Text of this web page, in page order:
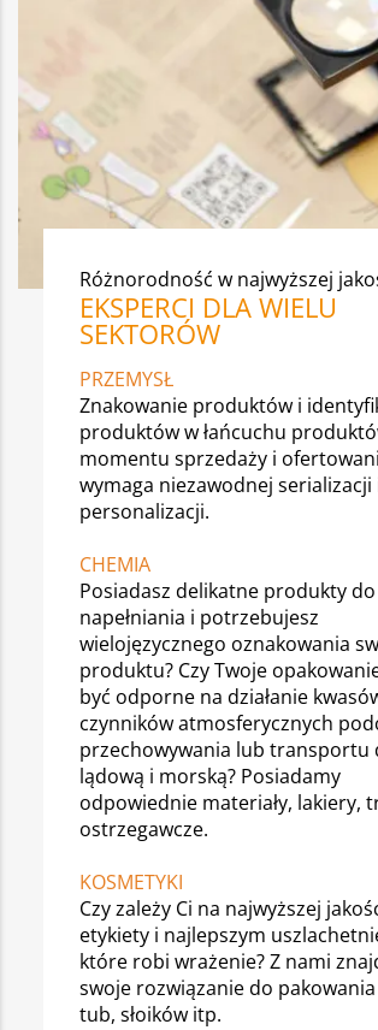
Różnorodność w najwyższej
EKSPERCI DLA WIELU
SEKTORÓW
PRZEMYSŁ
Znakowanie produktów i
produktów w łańcuchu
momentu sprzedaży i
wymaga niezawodnej serializacji
personalizacji.
CHEMIA
Posiadasz delikatne produkty do
napełniania i potrzebujesz
wielojęzycznego oznakowania
produktu? Czy Twoje
być odporne na działanie
czynników atmosferycznych
przechowywania lub transportu
lądową i morską? Posiadamy
odpowiednie materiały, lakiery,
ostrzegawcze.
KOSMETYKI
Czy zależy Ci na najwyższej
etykiety i najlepszym
które robi wrażenie? Z nami
swoje rozwiązanie do
tub, słoików itp.